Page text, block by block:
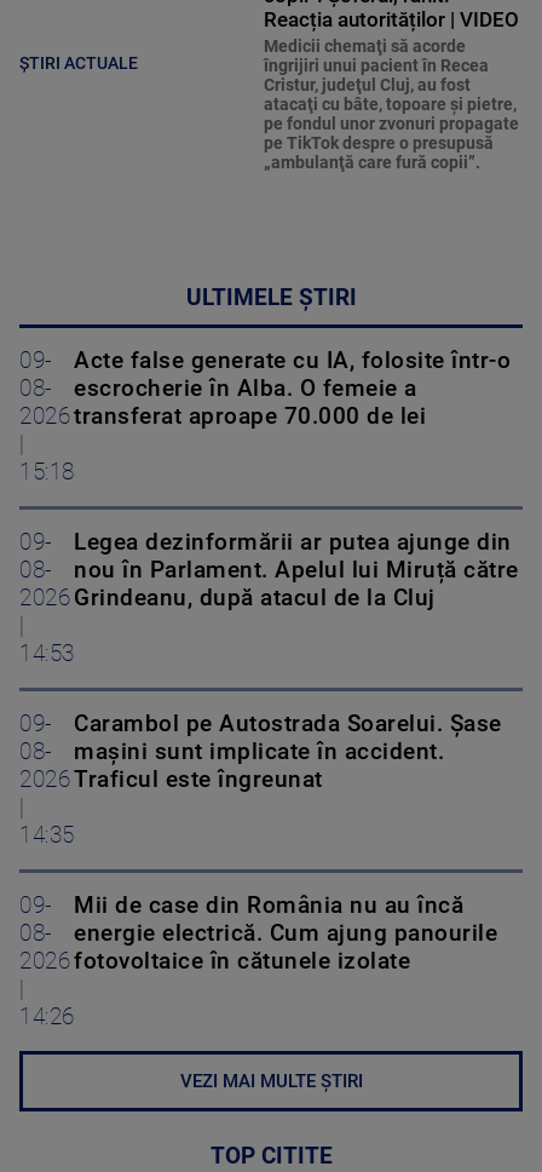
ȘTIRI ACTUALE
Reacția autorităților | VIDEO
Medicii chemaţi să acorde
îngrijiri unui pacient în Recea
Cristur, judeţul Cluj, au fost
atacaţi cu bâte, topoare şi pietre,
pe fondul unor zvonuri propagate
pe TikTok despre o presupusă
„ambulanţă care fură copii”.
ULTIMELE ȘTIRI
09-
08-
2026
15:18
Acte false generate cu IA, folosite într-o
escrocherie în Alba. O femeie a
transferat aproape 70.000 de lei
09-
08-
2026
14:53
Legea dezinformării ar putea ajunge din
nou în Parlament. Apelul lui Miruță către
Grindeanu, după atacul de la Cluj
09-
08-
2026
14:35
Carambol pe Autostrada Soarelui. Șase
mașini sunt implicate în accident.
Traficul este îngreunat
09-
08-
2026
14:26
Mii de case din România nu au încă
energie electrică. Cum ajung panourile
fotovoltaice în cătunele izolate
VEZI MAI MULTE ȘTIRI
TOP CITITE